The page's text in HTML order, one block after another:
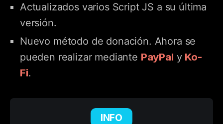
Actualizados varios Script JS a su última
versión.
Nuevo método de donación. Ahora se
pueden realizar mediante PayPal y Ko-
Fi.
INFO